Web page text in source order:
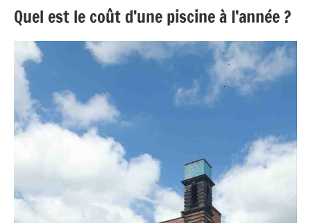
Quel est le coût d’une piscine à l’année ?